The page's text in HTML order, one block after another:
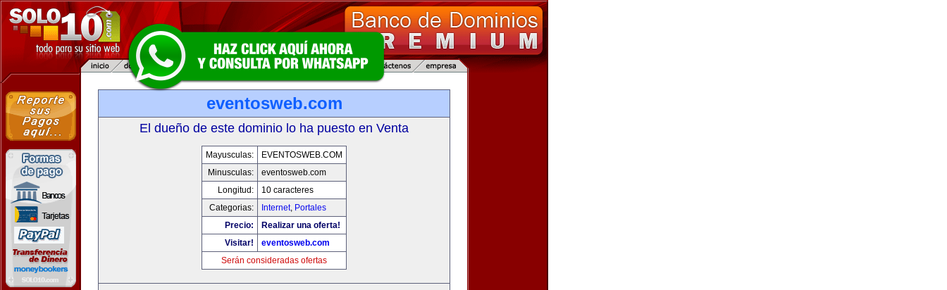
eventosweb.com
El dueño de este dominio lo ha puesto en Venta
Mayusculas:
EVENTOSWEB.COM
Minusculas:
eventosweb.com
Longitud:
10 caracteres
Categorias:
Internet, Portales
Precio:
Realizar una oferta!
Visitar!
eventosweb.com
Serán consideradas ofertas